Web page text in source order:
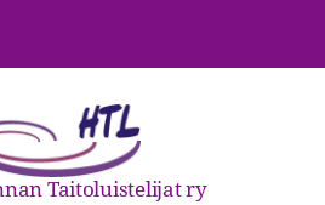
Taitoluistelijat ry